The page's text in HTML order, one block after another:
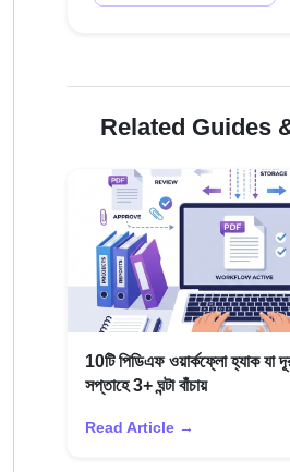
Related Guides
10টি পিডিএফ ওয়ার্কফ্লো হ্যাক যা
সপ্তাহে 3+ ঘন্টা বাঁচায়
Read Article →